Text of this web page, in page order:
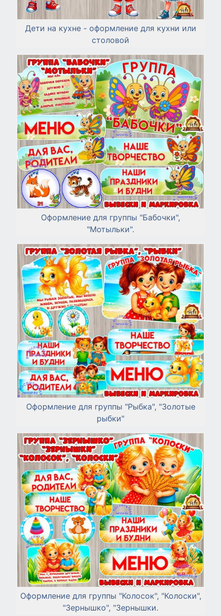
Дети на кухне - оформление для кухни или
столовой
Оформление для группы "Бабочки",
"Мотыльки".
Оформление для группы "Рыбка", "Золотые
рыбки"
Оформление для группы "Колосок", "Колоски",
"Зернышко", "Зернышки.